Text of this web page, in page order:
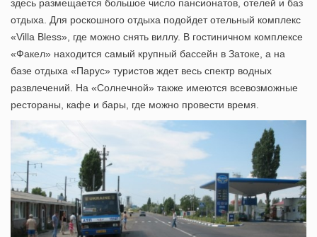
здесь размещается большое число пансионатов, отелей и баз
отдыха. Для роскошного отдыха подойдет отельный комплекс
«Villa Bless», где можно снять виллу. В гостиничном комплексе
«Факел» находится самый крупный бассейн в Затоке, а на
базе отдыха «Парус» туристов ждет весь спектр водных
развлечений. На «Солнечной» также имеются всевозможные
рестораны, кафе и бары, где можно провести время.